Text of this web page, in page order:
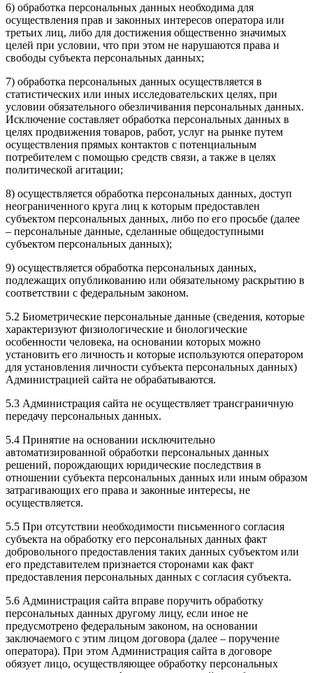
6) обработка персональных данных необходима для
осуществления прав и законных интересов оператора или
третьих лиц, либо для достижения общественно значимых
целей при условии, что при этом не нарушаются права и
свободы субъекта персональных данных;
7) обработка персональных данных осуществляется в
статистических или иных исследовательских целях, при
условии обязательного обезличивания персональных данных.
Исключение составляет обработка персональных данных в
целях продвижения товаров, работ, услуг на рынке путем
осуществления прямых контактов с потенциальным
потребителем с помощью средств связи, а также в целях
политической агитации;
8) осуществляется обработка персональных данных, доступ
неограниченного круга лиц к которым предоставлен
субъектом персональных данных, либо по его просьбе (далее
– персональные данные, сделанные общедоступными
субъектом персональных данных);
9) осуществляется обработка персональных данных,
подлежащих опубликованию или обязательному раскрытию в
соответствии с федеральным законом.
5.2 Биометрические персональные данные (сведения, которые
характеризуют физиологические и биологические
особенности человека, на основании которых можно
установить его личность и которые используются оператором
для установления личности субъекта персональных данных)
Администрацией сайта не обрабатываются.
5.3 Администрация сайта не осуществляет трансграничную
передачу персональных данных.
5.4 Принятие на основании исключительно
автоматизированной обработки персональных данных
решений, порождающих юридические последствия в
отношении субъекта персональных данных или иным образом
затрагивающих его права и законные интересы, не
осуществляется.
5.5 При отсутствии необходимости письменного согласия
субъекта на обработку его персональных данных факт
добровольного предоставления таких данных субъектом или
его представителем признается сторонами как факт
предоставления персональных данных с согласия субъекта.
5.6 Администрация сайта вправе поручить обработку
персональных данных другому лицу, если иное не
предусмотрено федеральным законом, на основании
заключаемого с этим лицом договора (далее – поручение
оператора). При этом Администрация сайта в договоре
обязует лицо, осуществляющее обработку персональных